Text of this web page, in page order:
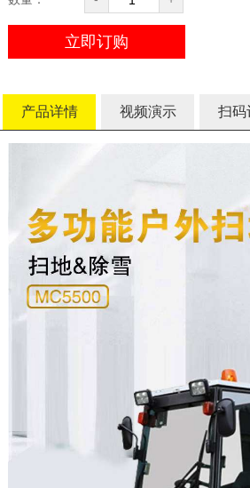
立即订购
产品详情 视频演示 扫码